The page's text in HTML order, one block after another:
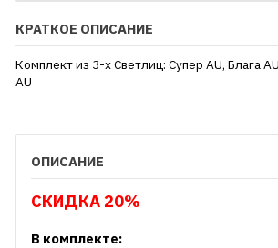
КРАТКОЕ ОПИСАНИЕ
Комплект из 3-х Светлиц: Супер AU, Блага
AU
ОПИСАНИЕ
СКИДКА 20%
В комплекте: